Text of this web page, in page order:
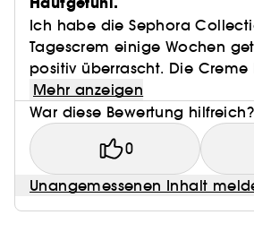
Ich habe die Sephora
Tagescrem einige Wochen
positiv überrascht. Die Creme
Mehr anzeigen
War diese Bewertung hilfreich?
0
Unangemessenen Inhalt